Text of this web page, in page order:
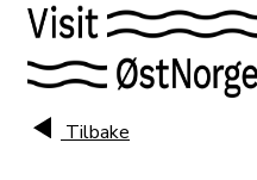
Tilbake
top-anchor
top-anchor